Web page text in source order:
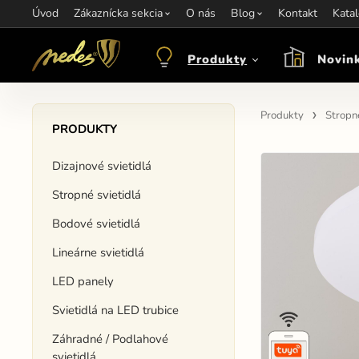
Úvod Zákaznícka sekcia O nás Blog Kontakt
Informácie:info@nedes.sk Kontakt:+421 907 263 473Otváracie
Produkty
PRODUKTY
Dizajnové svietidlá
Stropné svietidlá
Bodové svietidlá
Lineárne svietidlá
LED panely
Svietidlá na LED trubice
Záhradné / Podlahové
Produkty